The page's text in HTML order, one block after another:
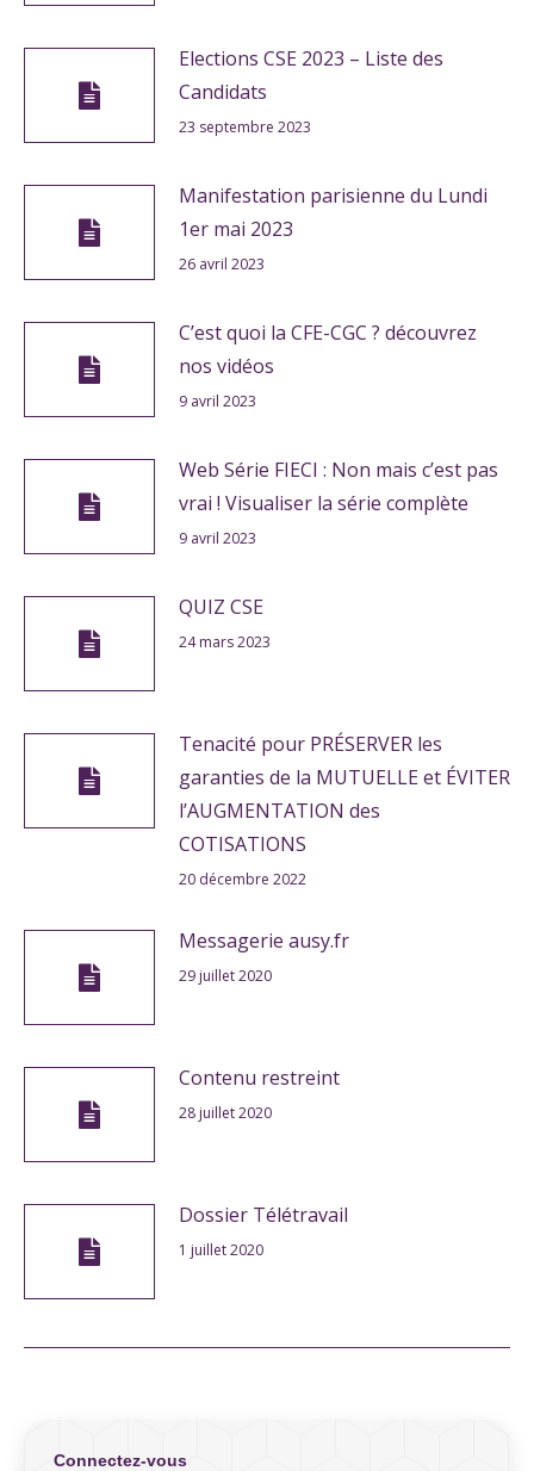
Elections CSE 2023 – Liste des
Candidats
23 septembre 2023
Manifestation parisienne du Lundi
1er mai 2023
26 avril 2023
C’est quoi la CFE-CGC ? découvrez
nos vidéos
9 avril 2023
Web Série FIECI : Non mais c’est pas
vrai ! Visualiser la série complète
9 avril 2023
QUIZ CSE
24 mars 2023
Tenacité pour PRÉSERVER les
garanties de la MUTUELLE et ÉVITER
l’AUGMENTATION des
COTISATIONS
20 décembre 2022
Messagerie ausy.fr
29 juillet 2020
Contenu restreint
28 juillet 2020
Dossier Télétravail
1 juillet 2020
Connectez-vous